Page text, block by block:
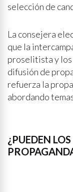
selección de
La consejera
que la
proselitista y los
difusión de
refuerza la
abordando
¿PUEDEN